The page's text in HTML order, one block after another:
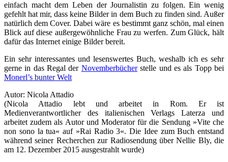
einfach macht dem Leben der Journalistin zu folgen. Ein wenig
gefehlt hat mir, dass keine Bilder in dem Buch zu finden sind. Außer
natürlich dem Cover. Dabei wäre es bestimmt ganz schön, mal einen
Blick auf diese außergewöhnliche Frau zu werfen. Zum Glück, hält
dafür das Internet einige Bilder bereit.
Ein sehr interessantes und lesenswertes Buch, weshalb ich es sehr
gerne in das Regal der Novemberbücherstelle und es als Topp bei
Monerl’s bunter Welt
Autor: Nicola Attadio
(Nicola Attadio lebt und arbeitet in Rom. Er ist
Medienverantwortlicher des italienischen Verlags Laterza und
arbeitet zudem als Autor und Moderator für die Sendung »Vite che
non sono la tua« auf »Rai Radio 3«. Die Idee zum Buch entstand
während seiner Recherchen zur Radiosendung über Nellie Bly, die
am 12. Dezember 2015 ausgestrahlt wurde)